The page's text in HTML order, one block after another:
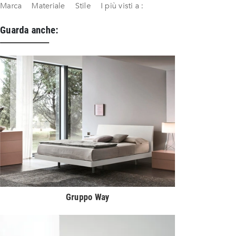
Marca Materiale Stile I più visti a :
Guarda anche:
Gruppo Way